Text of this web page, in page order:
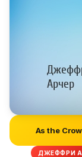
As the
ДЖЕФФРИ